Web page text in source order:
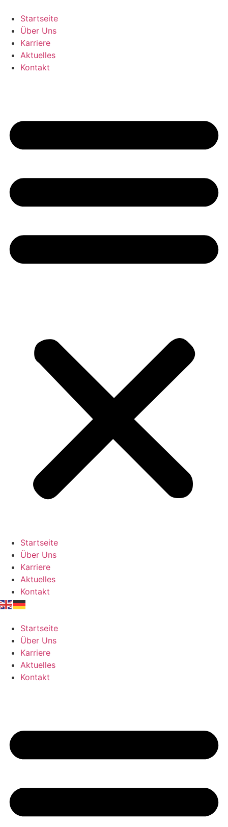
Inhalt
springen
Startseite
Über Uns
Karriere
Aktuelles
Kontakt
Startseite
Über Uns
Karriere
Aktuelles
Kontakt
Startseite
Über Uns
Karriere
Aktuelles
Kontakt